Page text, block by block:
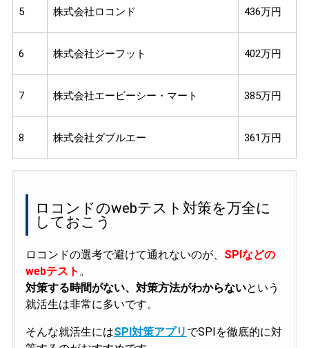
5 株式会社ロコンド 436万円
6 株式会社ジーフット 402万円
7 株式会社エービーシー・マート 385万円
8 株式会社ダブルエー 361万円
ロコンドのwebテスト対策を万全に
しておこう
ロコンドの選考で避けて通れないのが、 SPIなどの
webテスト 。
対策する時間がない、対策方法がわからないという
就活生は非常に多いです。
そんな就活生にはSPI対策アプリ でSPIを徹底的に対